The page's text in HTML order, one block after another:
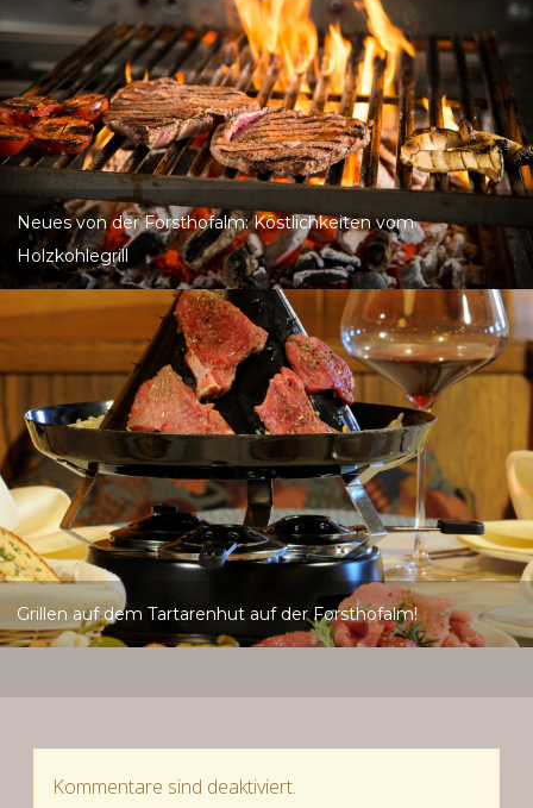
Neues von der Forsthofalm: Köstlichkeiten vom
Holzkohlegrill
Grillen auf dem Tartarenhut auf der Forsthofalm!
Kommentare sind deaktiviert.